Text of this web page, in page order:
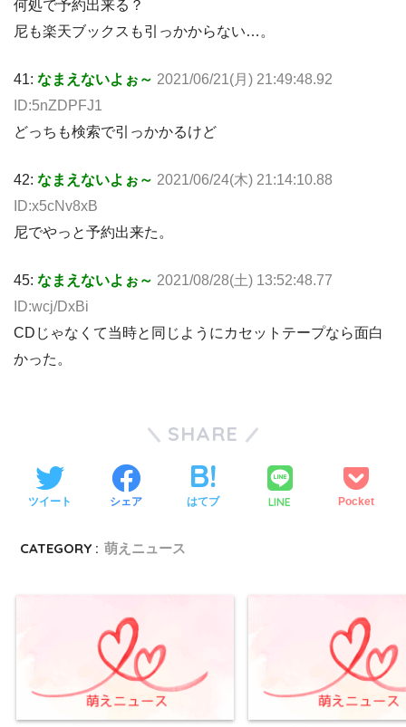
何処で予約出来る？
尼も楽天ブックスも引っかからない…。
41: なまえないよぉ～ 2021/06/21(月) 21:49:48.92
ID:5nZDPFJ1
どっちも検索で引っかかるけど
42: なまえないよぉ～ 2021/06/24(木) 21:14:10.88
ID:x5cNv8xB
尼でやっと予約出来た。
45: なまえないよぉ～ 2021/08/28(土) 13:52:48.77
ID:wcj/DxBi
CDじゃなくて当時と同じようにカセットテープなら面白
かった。
SHARE
ツイート シェア はてブ LINE Pocket
CATEGORY : 萌えニュース